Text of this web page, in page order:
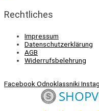
Rechtliches
Impressum
Datenschutzerklärung
AGB
Widerrufsbelehrung
FacebookOdnoklassniki